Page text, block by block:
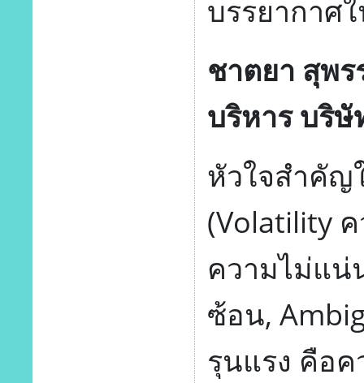
บรรยากาศ
ชาตยา สุพ
บริหาร บริ
หัวใจสำคัญ
(Volatility
ความไม่แน่
ซ้อน,
รุนแรง คือ